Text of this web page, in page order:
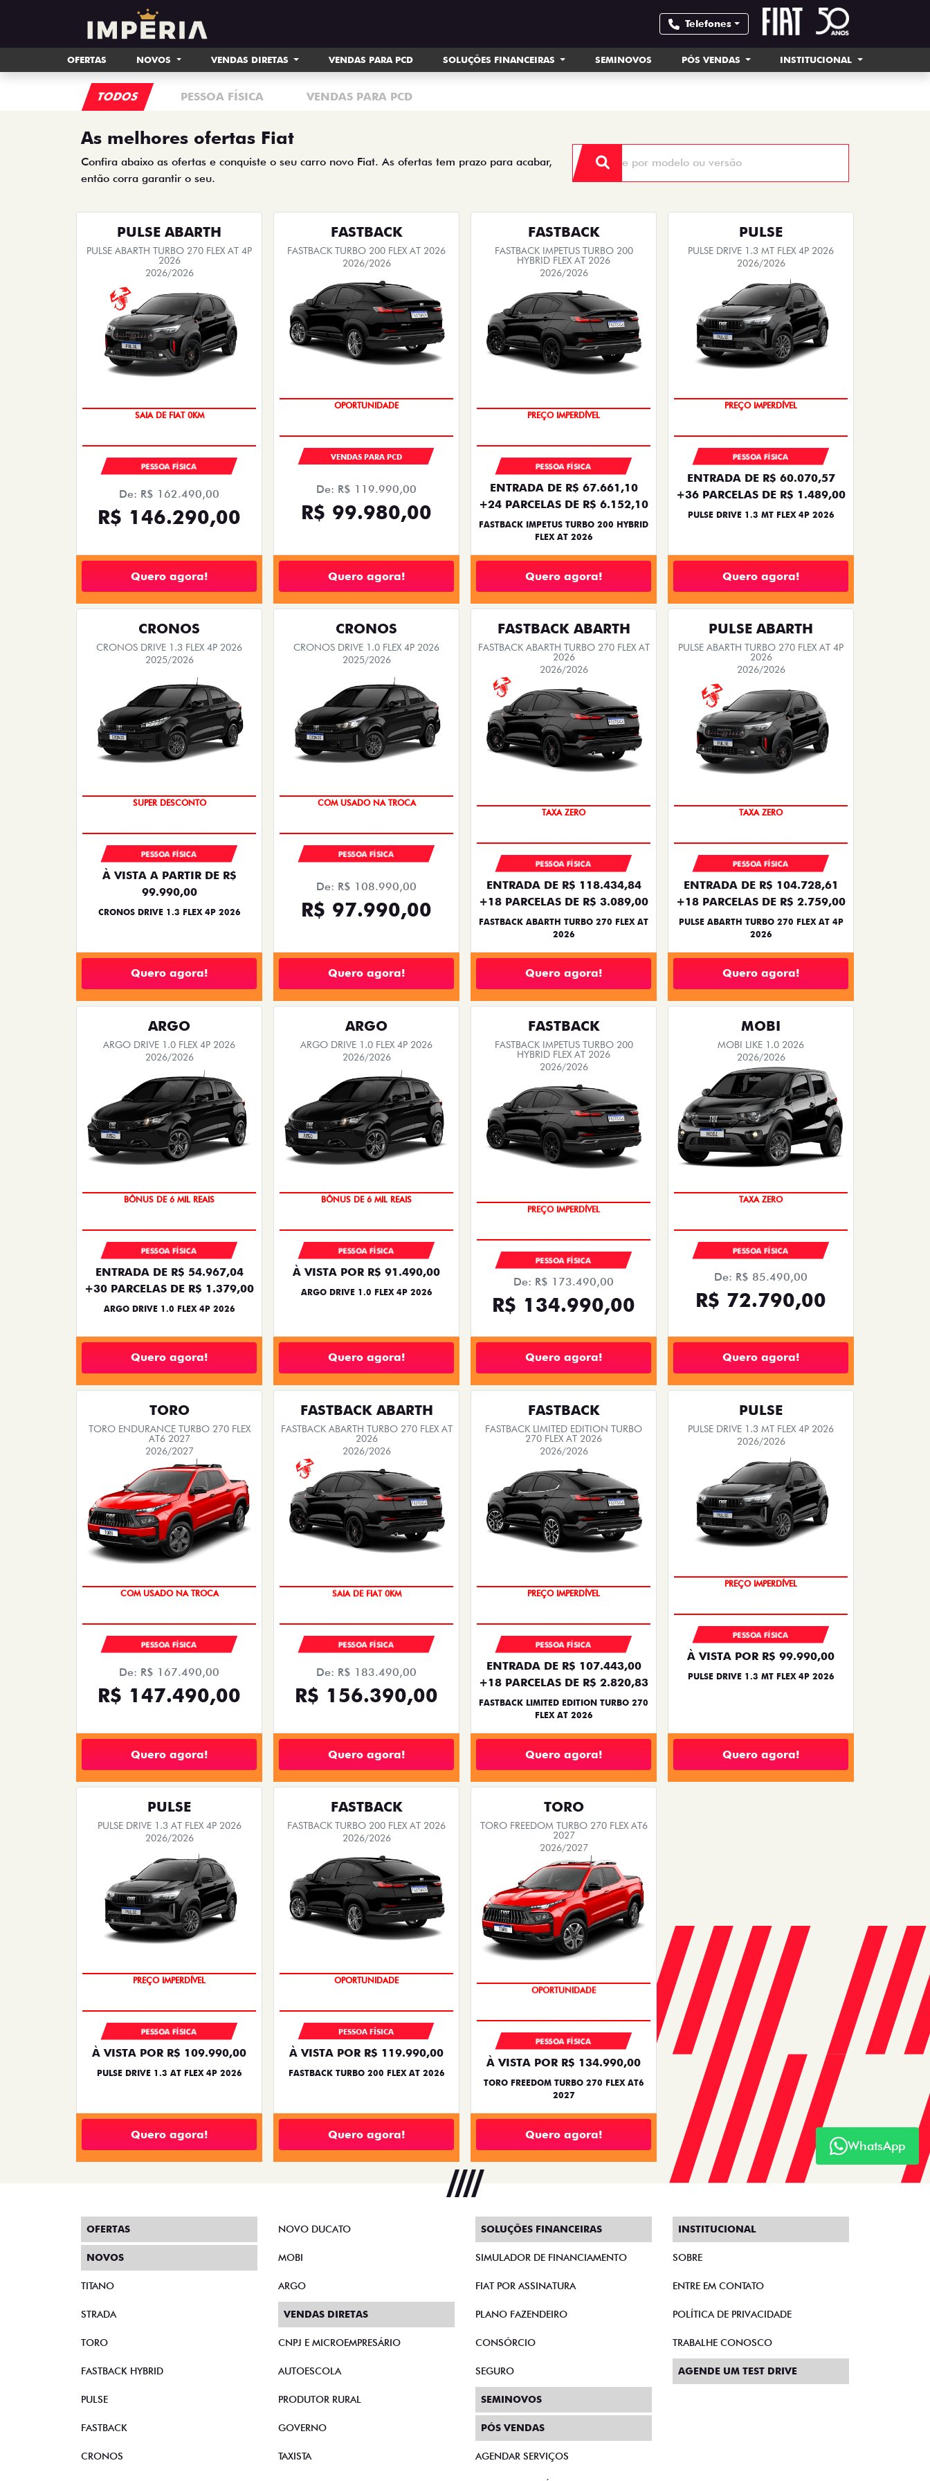
Telefones
OFERTAS NOVOS VENDAS DIRETAS VENDAS PARA PCD SOLUÇÕES FINANCEIRAS SEMINOVOS PÓS VENDAS INSTITUCIONAL
TODOS PESSOA FÍSICA VENDAS PARA PCD
As melhores ofertas Fiat
Confira abaixo as ofertas e conquiste o seu carro novo Fiat. As ofertas tem prazo para acabar,
então corra garantir o seu.
PULSE ABARTH
PULSE ABARTH TURBO 270 FLEX AT 4P
2026
2026/2026
SAIA DE FIAT 0KM
PESSOA FÍSICA
De: R$ 162.490,00
R$ 146.290,00
Quero agora!
FASTBACK
FASTBACK TURBO 200 FLEX AT 2026
2026/2026
OPORTUNIDADE
VENDAS PARA PCD
De: R$ 119.990,00
R$ 99.980,00
Quero agora!
FASTBACK
FASTBACK IMPETUS TURBO 200
HYBRID FLEX AT 2026
2026/2026
PREÇO IMPERDÍVEL
PESSOA FÍSICA
ENTRADA DE R$ 67.661,10
+24 PARCELAS DE R$ 6.152,10
FASTBACK IMPETUS TURBO 200 HYBRID
FLEX AT 2026
Quero agora!
PULSE
PULSE DRIVE 1.3 MT FLEX 4P 2026
2026/2026
PREÇO IMPERDÍVEL
PESSOA FÍSICA
ENTRADA DE R$ 60.070,57
+36 PARCELAS DE R$ 1.489,00
PULSE DRIVE 1.3 MT FLEX 4P 2026
Quero agora!
CRONOS
CRONOS DRIVE 1.3 FLEX 4P 2026
2025/2026
SUPER DESCONTO
PESSOA FÍSICA
À VISTA A PARTIR DE R$
99.990,00
CRONOS DRIVE 1.3 FLEX 4P 2026
Quero agora!
CRONOS
CRONOS DRIVE 1.0 FLEX 4P 2026
2025/2026
COM USADO NA TROCA
PESSOA FÍSICA
De: R$ 108.990,00
R$ 97.990,00
Quero agora!
FASTBACK ABARTH
FASTBACK ABARTH TURBO 270 FLEX AT
2026
2026/2026
TAXA ZERO
PESSOA FÍSICA
ENTRADA DE R$ 118.434,84
+18 PARCELAS DE R$ 3.089,00
FASTBACK ABARTH TURBO 270 FLEX AT
2026
Quero agora!
PULSE ABARTH
PULSE ABARTH TURBO 270 FLEX AT 4P
2026
2026/2026
TAXA ZERO
PESSOA FÍSICA
ENTRADA DE R$ 104.728,61
+18 PARCELAS DE R$ 2.759,00
PULSE ABARTH TURBO 270 FLEX AT 4P
2026
Quero agora!
ARGO
ARGO DRIVE 1.0 FLEX 4P 2026
2026/2026
BÔNUS DE 6 MIL REAIS
PESSOA FÍSICA
ENTRADA DE R$ 54.967,04
+30 PARCELAS DE R$ 1.379,00
ARGO DRIVE 1.0 FLEX 4P 2026
Quero agora!
ARGO
ARGO DRIVE 1.0 FLEX 4P 2026
2026/2026
BÔNUS DE 6 MIL REAIS
PESSOA FÍSICA
À VISTA POR R$ 91.490,00
ARGO DRIVE 1.0 FLEX 4P 2026
Quero agora!
FASTBACK
FASTBACK IMPETUS TURBO 200
HYBRID FLEX AT 2026
2026/2026
PREÇO IMPERDÍVEL
PESSOA FÍSICA
De: R$ 173.490,00
R$ 134.990,00
Quero agora!
MOBI
MOBI LIKE 1.0 2026
2026/2026
TAXA ZERO
PESSOA FÍSICA
De: R$ 85.490,00
R$ 72.790,00
Quero agora!
TORO
TORO ENDURANCE TURBO 270 FLEX
AT6 2027
2026/2027
COM USADO NA TROCA
PESSOA FÍSICA
De: R$ 167.490,00
R$ 147.490,00
Quero agora!
FASTBACK ABARTH
FASTBACK ABARTH TURBO 270 FLEX AT
2026
2026/2026
SAIA DE FIAT 0KM
PESSOA FÍSICA
De: R$ 183.490,00
R$ 156.390,00
Quero agora!
FASTBACK
FASTBACK LIMITED EDITION TURBO
270 FLEX AT 2026
2026/2026
PREÇO IMPERDÍVEL
PESSOA FÍSICA
ENTRADA DE R$ 107.443,00
+18 PARCELAS DE R$ 2.820,83
FASTBACK LIMITED EDITION TURBO 270
FLEX AT 2026
Quero agora!
PULSE
PULSE DRIVE 1.3 MT FLEX 4P 2026
2026/2026
PREÇO IMPERDÍVEL
PESSOA FÍSICA
À VISTA POR R$ 99.990,00
PULSE DRIVE 1.3 MT FLEX 4P 2026
Quero agora!
PULSE
PULSE DRIVE 1.3 AT FLEX 4P 2026
2026/2026
PREÇO IMPERDÍVEL
PESSOA FÍSICA
À VISTA POR R$ 109.990,00
PULSE DRIVE 1.3 AT FLEX 4P 2026
Quero agora!
FASTBACK
FASTBACK TURBO 200 FLEX AT 2026
2026/2026
OPORTUNIDADE
PESSOA FÍSICA
À VISTA POR R$ 119.990,00
FASTBACK TURBO 200 FLEX AT 2026
Quero agora!
TORO
TORO FREEDOM TURBO 270 FLEX AT6
2027
2026/2027
OPORTUNIDADE
PESSOA FÍSICA
À VISTA POR R$ 134.990,00
TORO FREEDOM TURBO 270 FLEX AT6
2027
Quero agora!
WhatsApp
OFERTAS
NOVOS
TITANO
STRADA
TORO
FASTBACK HYBRID
PULSE
FASTBACK
CRONOS
NOVO DUCATO
MOBI
ARGO
VENDAS DIRETAS
CNPJ E MICROEMPRESÁRIO
AUTOESCOLA
PRODUTOR RURAL
GOVERNO
TAXISTA
SOLUÇÕES FINANCEIRAS
SIMULADOR DE FINANCIAMENTO
FIAT POR ASSINATURA
PLANO FAZENDEIRO
CONSÓRCIO
SEGURO
SEMINOVOS
PÓS VENDAS
AGENDAR SERVIÇOS
INSTITUCIONAL
SOBRE
ENTRE EM CONTATO
POLÍTICA DE PRIVACIDADE
TRABALHE CONOSCO
AGENDE UM TEST DRIVE